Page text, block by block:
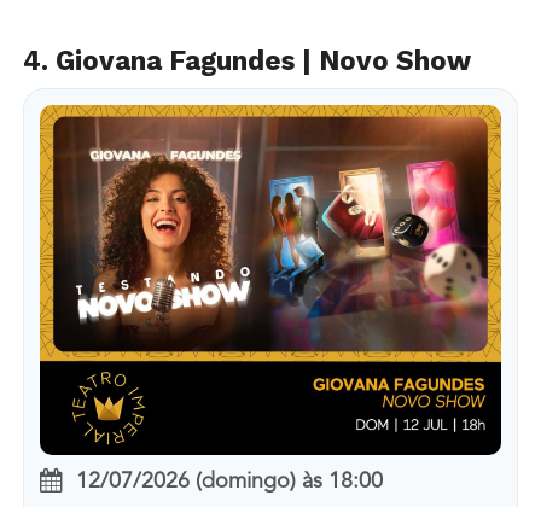
4. Giovana Fagundes | Novo Show
12/07/2026 (domingo) às 18:00